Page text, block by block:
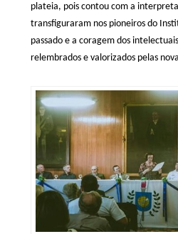
plateia, pois contou com a
transfiguraram nos pioneiros do
passado e a coragem dos
relembrados e valorizados pelas